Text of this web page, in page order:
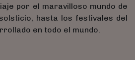
por el maravilloso mundo de
hasta los festivales del
en todo el mundo.